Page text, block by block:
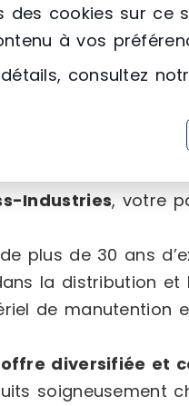
Acier
de
Industries, votre
plus de 30 ans
la distribution et
de manutention
offre diversifiée et
soigneusement
des cookies sur ce
à vos
consultez